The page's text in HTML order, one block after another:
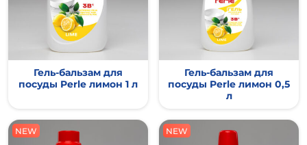
Гель-бальзам для
посуды Perle лимон 1 л
Гель-бальзам для
посуды Perle лимон 0,5
л
NEW
NEW NEW
NEW